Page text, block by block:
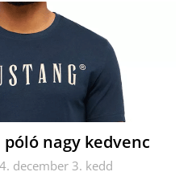
nagy kedvenc
december 3. kedd